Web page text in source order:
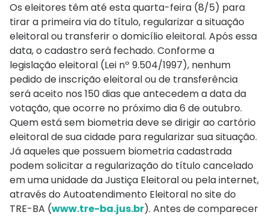
Os eleitores têm até esta quarta-feira (8/5) para
tirar a primeira via do título, regularizar a situação
eleitoral ou transferir o domicílio eleitoral. Após essa
data, o cadastro será fechado. Conforme a
legislação eleitoral (Lei nº 9.504/1997), nenhum
pedido de inscrição eleitoral ou de transferência
será aceito nos 150 dias que antecedem a data da
votação, que ocorre no próximo dia 6 de outubro.
Quem está sem biometria deve se dirigir ao cartório
eleitoral de sua cidade para regularizar sua situação.
Já aqueles que possuem biometria cadastrada
podem solicitar a regularização do título cancelado
em uma unidade da Justiça Eleitoral ou pela internet,
através do Autoatendimento Eleitoral no site do
TRE-BA (www.tre-ba.jus.br). Antes de comparecer